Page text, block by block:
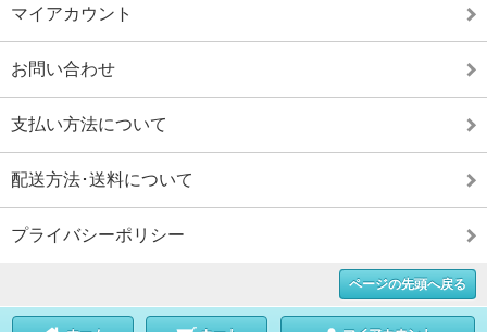
マイアカウント
お問い合わせ
支払い方法について
配送方法･送料について
プライバシーポリシー
ページの先頭へ戻る